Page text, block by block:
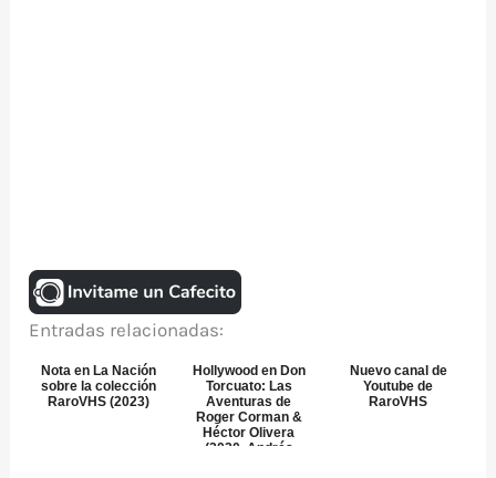
Entradas relacionadas:
Nota en La Nación
sobre la colección
RaroVHS (2023)
Hollywood en Don
Torcuato: Las
Aventuras de
Roger Corman &
Héctor Olivera
(2020, Andrés
Nuevo canal de
Youtube de
RaroVHS